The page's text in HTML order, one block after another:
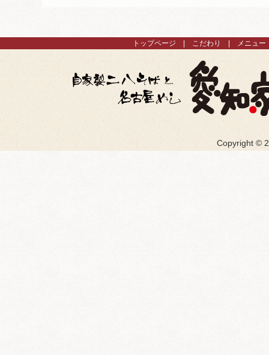
トップページ こだわり メニュー
Copyright ©